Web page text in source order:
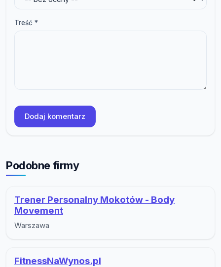
Treść *
Dodaj komentarz
Podobne firmy
Trener Personalny Mokotów - Body
Movement
Warszawa
FitnessNaWynos.pl